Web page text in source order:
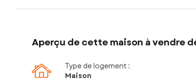
Aperçu de cette maison à vendre
Type de logement :
Maison